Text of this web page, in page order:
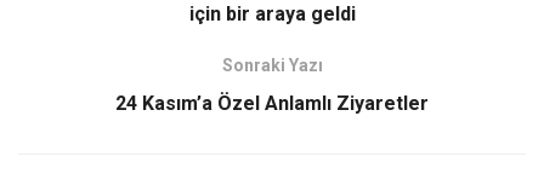
için bir araya geldi
Sonraki Yazı
24 Kasım’a Özel Anlamlı Ziyaretler